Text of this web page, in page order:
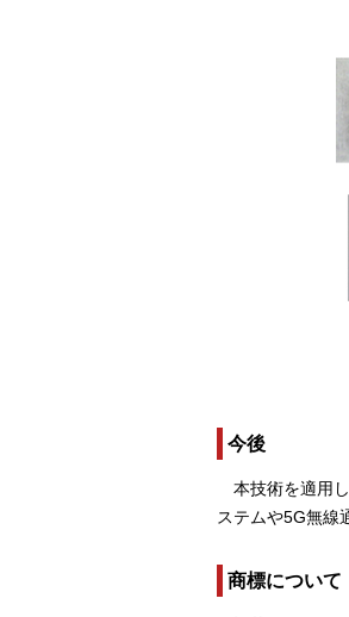
今後
本技術を適用
ステムや5G無線
商標について